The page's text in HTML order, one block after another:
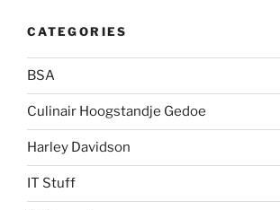
CATEGORIES
BSA
Culinair Hoogstandje Gedoe
Harley Davidson
IT Stuff